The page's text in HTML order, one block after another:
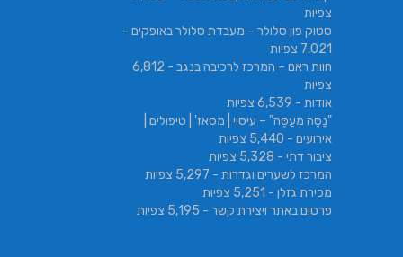
צפיות
סטוק פון סלולר – מעבדת סלולר באופקים -
7,021 צפיות
חוות ראם – המרכז לרכיבה בנגב
- 6,812
צפיות
אודות - 6,539 צפיות
"נַסֵּה מְעַסֶּה" – עיסוי | מסאז' | טיפולים |
אירועים - 5,440 צפיות
ציבור דתי - 5,328 צפיות
המרכז לשערים וגדרות - 5,297 צפיות
מכירת גזלן - 5,251 צפיות
פרסום באתר ויצירת קשר - 5,195 צפיות